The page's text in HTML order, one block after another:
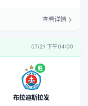
查看详情
07/21 下午04:00
胜
布拉迪斯拉发